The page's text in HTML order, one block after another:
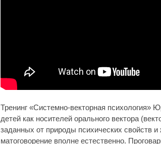
Тренинг «Системно-векторная психология»
детей как носителей орального вектора
заданных от природы психических свойств
матоговорение вполне естественно.